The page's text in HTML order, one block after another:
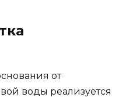
от
воды реализуется